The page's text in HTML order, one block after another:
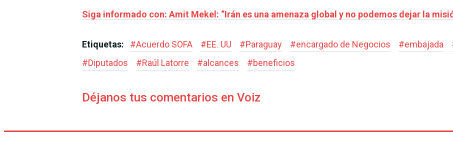
Siga informado con: Amit Mekel: “Irán es una amenaza global y no podemos dejar la
Etiquetas: #Acuerdo SOFA #EE. UU #Paraguay #encargado de Negocios #embajada
#Diputados #Raúl Latorre #alcances #beneficios
Déjanos tus comentarios en Voiz